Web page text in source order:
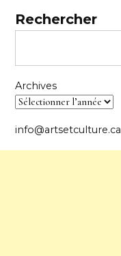
Rechercher
Archives
info@artsetculture.ca